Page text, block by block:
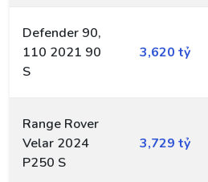
Defender 90,
110 2021 90
S
3,620 tỷ
Range Rover
Velar 2024
P250 S
3,729 tỷ